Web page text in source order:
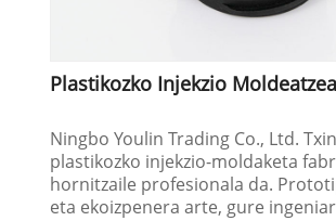
Plastikozko Injekzio Moldeatzea
Ningbo Youlin Trading Co., Ltd.
plastikozko injekzio-moldaketa
hornitzaile profesionala da.
eta ekoizpenera arte, gure